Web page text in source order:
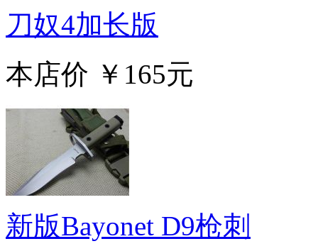
刀奴4加长版
本店价 ￥165元
新版Bayonet D9枪刺